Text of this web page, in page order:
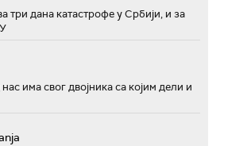
три дана катастрофе у Србији, и за
има свог двојника са којим дели и